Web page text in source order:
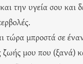
την υγεία σου και
τώρα μπροστά σε
ζωής μου που (ξανά)